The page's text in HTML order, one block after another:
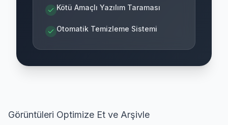
Kötü Amaçlı Yazılım Taraması
Otomatik Temizleme Sistemi
Görüntüleri Optimize Et ve Arşivle